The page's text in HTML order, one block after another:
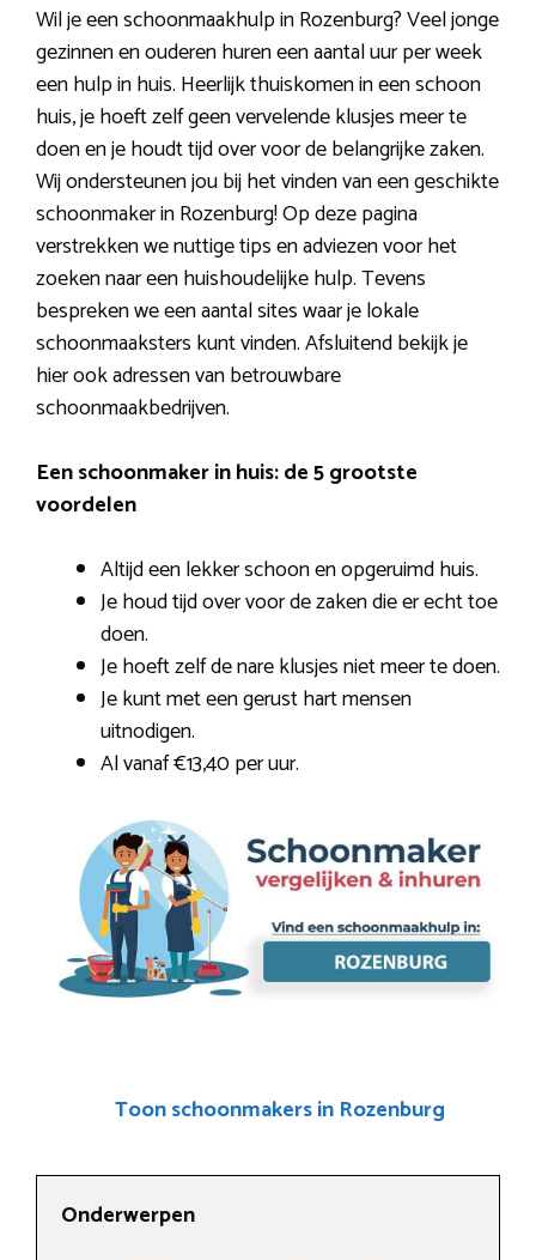
Wil je een schoonmaakhulp in Rozenburg? Veel jonge
gezinnen en ouderen huren een aantal uur per week
een hulp in huis. Heerlijk thuiskomen in een schoon
huis, je hoeft zelf geen vervelende klusjes meer te
doen en je houdt tijd over voor de belangrijke zaken.
Wij ondersteunen jou bij het vinden van een geschikte
schoonmaker in Rozenburg! Op deze pagina
verstrekken we nuttige tips en adviezen voor het
zoeken naar een huishoudelijke hulp. Tevens
bespreken we een aantal sites waar je lokale
schoonmaaksters kunt vinden. Afsluitend bekijk je
hier ook adressen van betrouwbare
schoonmaakbedrijven.
Een schoonmaker in huis: de 5 grootste
voordelen
Altijd een lekker schoon en opgeruimd huis.
Je houd tijd over voor de zaken die er echt toe
doen.
Je hoeft zelf de nare klusjes niet meer te doen.
Je kunt met een gerust hart mensen
uitnodigen.
Al vanaf €13,40 per uur.
Toon schoonmakers in Rozenburg
Onderwerpen